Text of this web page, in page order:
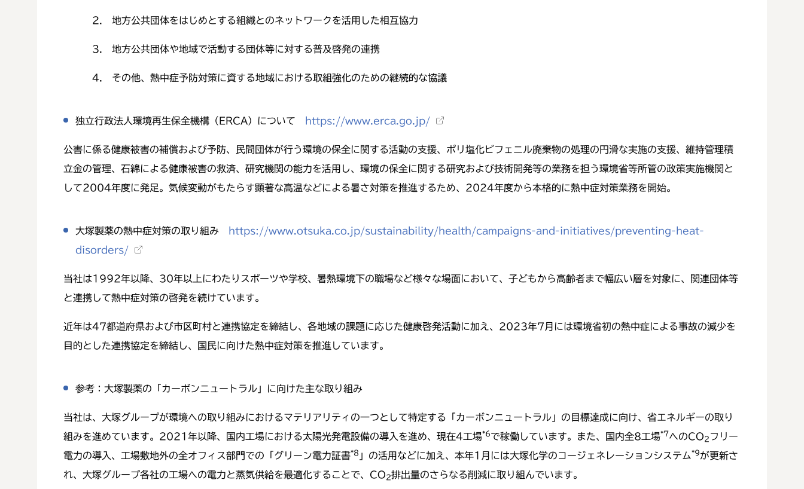
2. 地方公共団体をはじめとする組織とのネットワークを活用した相互協力
3. 地方公共団体や地域で活動する団体等に対する普及啓発の連携
4. その他、熱中症予防対策に資する地域における取組強化のための継続的な協議
独立行政法人環境再生保全機構（ERCA）について https://www.erca.go.jp/
公害に係る健康被害の補償および予防、民間団体が行う環境の保全に関する活動の支援、ポリ塩化ビフェニル廃棄物の処理の円滑な実施の支援、維持管理積
立金の管理、石綿による健康被害の救済、研究機関の能力を活用し、環境の保全に関する研究および技術開発等の業務を担う環境省等所管の政策実施機関と
して2004年度に発足。気候変動がもたらす顕著な高温などによる暑さ対策を推進するため、2024年度から本格的に熱中症対策業務を開始。
大塚製薬の熱中症対策の取り組み
https://www.otsuka.co.jp/sustainability/health/campaigns-and-initiatives/preventing-heat-
disorders/
当社は1992年以降、30年以上にわたりスポーツや学校、暑熱環境下の職場など様々な場面において、子どもから高齢者まで幅広い層を対象に、関連団体等
と連携して熱中症対策の啓発を続けています。
近年は47都道府県および市区町村と連携協定を締結し、各地域の課題に応じた健康啓発活動に加え、2023年7月には環境省初の熱中症による事故の減少を
目的とした連携協定を締結し、国民に向けた熱中症対策を推進しています。
参考：大塚製薬の「カーボンニュートラル」に向けた主な取り組み
当社は、大塚グループが環境への取り組みにおけるマテリアリティの一つとして特定する「カーボンニュートラル」の目標達成に向け、省エネルギーの取り
組みを進めています。2021年以降、国内工場における太陽光発電設備の導入を進め、現在4工場*6で稼働しています。また、国内全8工場*7へのCO2 フリー
電力の導入、工場敷地外の全オフィス部門での「グリーン電力証書*8 」の活用などに加え、本年1月には大塚化学のコージェネレーションシステム*9が更新さ
れ、大塚グループ各社の工場への電力と蒸気供給を最適化することで、CO2排出量のさらなる削減に取り組んでいます。